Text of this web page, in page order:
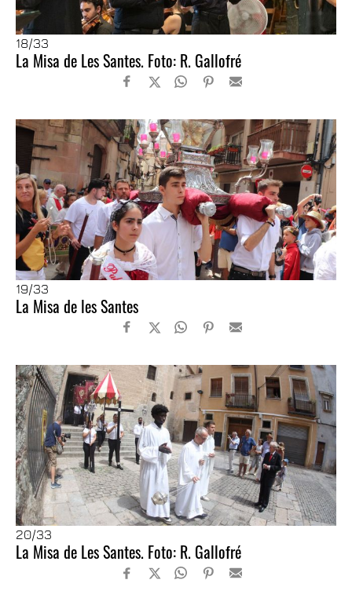
18/33
La Misa de Les Santes. Foto: R. Gallofré
19/33
La Misa de les Santes
20/33
La Misa de Les Santes. Foto: R. Gallofré